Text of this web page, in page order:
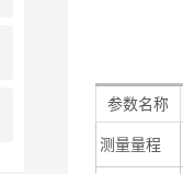
参数名称
测量量程